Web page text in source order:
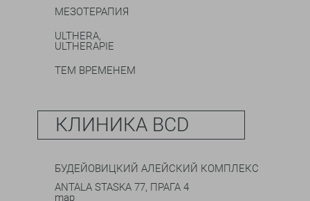
МЕЗОТЕРАПИЯ
ULTHERA,
ULTHERAPIE
ТЕМ ВРЕМЕНЕМ
КЛИНИКА BCD
БУДЕЙОВИЦКИЙ АЛЕЙСКИЙ КОМПЛЕКС
ANTALA STASKA 77, ПРАГА 4
map